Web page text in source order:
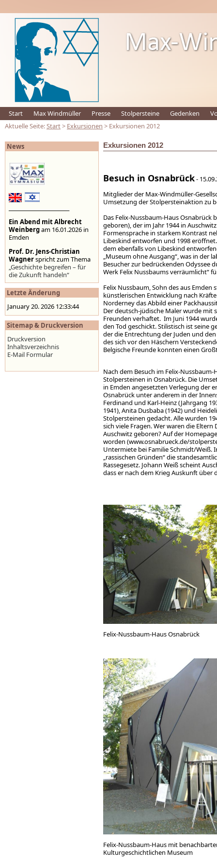
News
Ein Abend mit Albrecht
Weinbergam 16.01.2026 in
Emden
Prof. Dr. Jens-Christian
Wagnerspricht zum Thema
„Geschichte begreifen – für
die Zukunft handeln“
Stolpersteine auf der
Homepage der Stadt
Emden ,www.emden.de
Letzte Änderung
January 20. 2026 12:33:44
Sitemap & Druckversion
Druckversion
Inhaltsverzeichnis
E-Mail Formular
Start Max Windmüller Presse Stolpersteine Gedenken
Aktuelle Seite:Start> Exkursionen > Exkursionen 2012
Exkursionen 2012
Besuch in Osnabrück-
Mitglieder der Max-Windmüller-
Umsetzung der Stolpersteinaktion zu
Das Felix-Nussbaum-Haus Osnabrück
geboren), der im Jahr 1944 in
Formensprache in starkem Kontrast
Libeskind entworfen und 1998
dem ebenfalls von Libeskind
„Museum ohne Ausgang“, was in der
Besucher zur bedrückenden Odyssee
Werk Felix Nussbaums verräumlicht“
Felix Nussbaum, Sohn des aus
künstlerischen Entwicklung nach
Norderney das Abbild einer
Der deutsch-jüdische Maler wurde mit
Freunden verhaftet. Im Juni 1944
den Tod geschickt. Stilistisch ist seine
der die Entrechtung der Juden und
des sich vor den Häschern
Belgische Freunde konnten einen
Nach dem Besuch im Felix-
Stolpersteinen in Osnabrück. Die
in Emden angesetzten Verlegung der
Osnabrück unter anderem in der
Ferdinand und Karl-Heinz (Jahrgang
1941), Anita Dusbaba (1942) und
Stolpersteinen gedacht. Alle wurden
sich viele Fragen. Wer waren die
Auschwitz geboren? Auf der
worden (www.osnabrueck.de/
Untermiete bei Familie Schmidt/Weiß.
„rassischen Gründen“ die
Rassegesetz. Johann Weiß scheint
dass er nach dem Krieg Auskunft über
Felix-Nussbaum-Haus Osnabrück
Felix-Nussbaum-Haus mit
Kulturgeschichtlichen Museum